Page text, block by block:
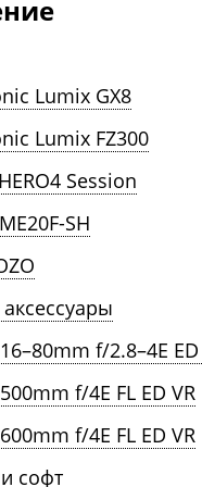
Lumix GX8
Lumix FZ300
Session
SH
f/2.8–4E ED
f/4E FL ED VR
f/4E FL ED VR
софт